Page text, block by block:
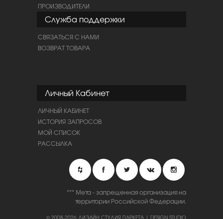
ПРОИЗВОДИТЕЛИ
Служба поддержки
СВЯЗАТЬСЯ С НАМИ
ВОЗВРАТ ТОВАРА
Личный Кабинет
ЛИЧНЫЙ КАБИНЕТ
ИСТОРИЯ ЗАПРОСОВ
МОЙ СПИСОК
РАССЫЛКА
*** Мета - запрещенная организация на
территории Российской Федерации.
© 2008-2026 ДИЗАЙН СТУДИЯ ПАРКЕТА | DESIGN STUDIO